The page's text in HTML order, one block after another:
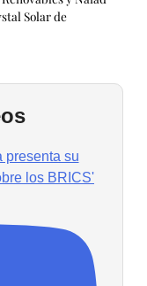
Solar de
presenta su
los BRICS'